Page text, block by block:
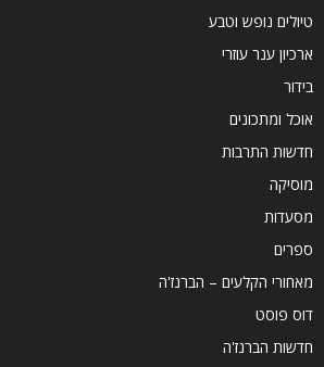
טיולים נופש וטבע
ארכיון ענר עוזרי
בידור
אוכל ומתכונים
חדשות התרבות
מוסיקה
מסעדות
ספרים
מאחורי הקלעים – הברנז'ה
דוס פוסט
חדשות הברנז'ה